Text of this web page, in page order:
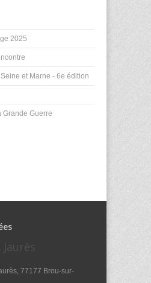
2025
et Marne - 6e édition
Grande Guerre
77177 Brou-sur-